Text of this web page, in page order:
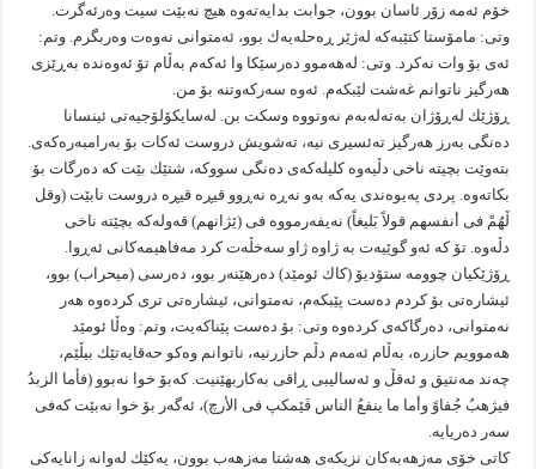
خۆم ئه‌مه‌ زۆر ئاسان بوون، جوابت بدایه‌ته‌وه‌ هیچ نه‌بێت سیت وه‌رئه‌گرت.
وتى: مامۆستا كتێبه‌كه‌ له‌ژێر ڕه‌حله‌یه‌ك بوو، ئه‌متوانى نه‌وه‌ت وه‌ربگرم. وتم:
ئه‌ى بۆ وات نه‌كرد. وتى: له‌هه‌موو ده‌رسێكا وا ئه‌كه‌م به‌ڵام تۆ ئه‌وه‌نده‌ به‌ڕێزى
هه‌رگیز ناتوانم غه‌شت لێبكه‌م. ئه‌وه‌ سه‌ركه‌وتنه‌ بۆ من.
ڕۆژێك له‌ڕۆژان به‌ته‌له‌به‌م نه‌وتووه‌ وسكت بن. له‌سایكۆلۆجیه‌تى ئینسانا
ده‌نگى به‌رز هه‌رگیز ته‌ئسیرى نیه‌، ته‌شویش دروست ئه‌كات بۆ به‌رامبه‌ره‌كه‌ى.
بته‌وێت بچیته‌ ناخى دڵیه‌وه‌ كلیله‌كه‌ى ده‌نگى سووكه‌، شتێك بێت كه‌ ده‌رگات بۆ
بكاته‌وه‌. پردى په‌یوه‌ندى یه‌كه‌ به‌و نه‌ڕه‌ نه‌ڕوو قیڕه‌ قیڕه‌ دروست نابێت (وقل
ڵهُمْ فی أنفسهم قولاً بَلیغاً) نه‌یفه‌رمووه‌ فی (ێژانهم) قه‌وله‌كه‌ بچێته‌ ناخى
دڵه‌وه‌. تۆ كه‌ ئه‌و گوێیه‌ت به‌ ژاوه‌ ژاو سه‌خڵه‌ت كرد مه‌فاهیمه‌كانى ئه‌ڕوا.
ڕۆژێكیان چوومه‌ ستۆدیۆ (كاك ئومێد) ده‌رهێنه‌ر بوو، ده‌رسى (میحراب) بوو،
ئیشاره‌تى بۆ كردم ده‌ست پێبكه‌م، نه‌متوانى، ئیشاره‌تى ترى كرده‌وه‌ هه‌ر
نه‌متوانى، ده‌رگاكه‌ى كرده‌وه‌ وتى: بۆ ده‌ست پێناكه‌یت، وتم: وه‌ڵا ئومێد
هه‌موویم حازره‌، به‌ڵام ئه‌مه‌م دڵم حازرنیه‌، ناتوانم وه‌كو حه‌قایه‌تێك بیڵێم،
چه‌ند مه‌نتیق و ئه‌قڵ و ئه‌سالیبى ڕاقى به‌كاربهێنیت. كه‌بۆ خوا نه‌بوو (فأما الزبدُ
فیژهبُ جُفا‌وً وأما ما ینفعُ الناس فَێمكپ فی الأرچ)، ئه‌گه‌ر بۆ خوا نه‌بێت كه‌فى
سه‌ر ده‌ریایه‌.
كاتى خۆى مه‌زهه‌به‌كان نزیكه‌ى هه‌شتا مه‌زهه‌ب بوون، یه‌كێك له‌وانه‌ زانایه‌كى